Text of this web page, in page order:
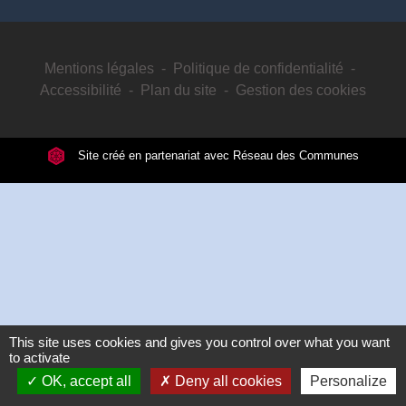
Mentions légales - Politique de confidentialité -
Accessibilité - Plan du site - Gestion des cookies
Site créé en partenariat avec Réseau des Communes
This site uses cookies and gives you control over what you want
to activate
OK, accept all
Deny all cookies Personalize